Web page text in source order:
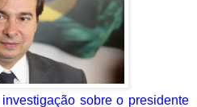
sobre o presidente